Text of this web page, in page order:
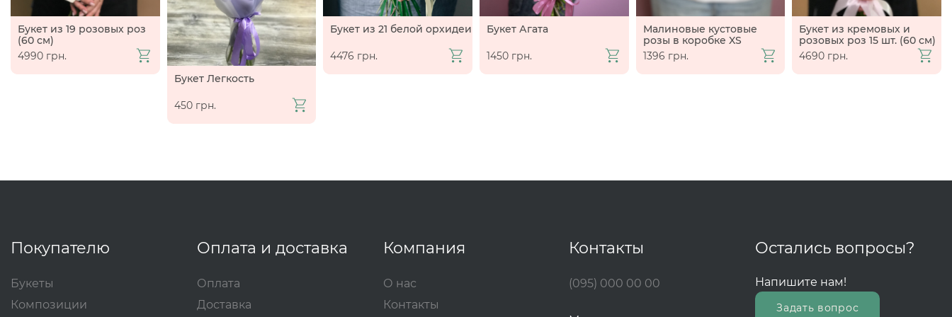
Букет из 19 розовых роз
(60 см)
4990 грн.
Букет Легкость
450 грн.
Букет из 21 белой орхидеи
4476 грн.
Букет Агата
1450 грн.
Малиновые кустовые
розы в коробке XS
1396 грн.
Букет из кремовых и
розовых роз 15 шт. (60 см)
4690 грн.
Покупателю
Букеты
Композиции
Оплата и доставка
Оплата
Доставка
Компания
О нас
Контакты
Контакты
(095) 000 00 00
Остались вопросы?
Напишите нам!
Задать вопрос